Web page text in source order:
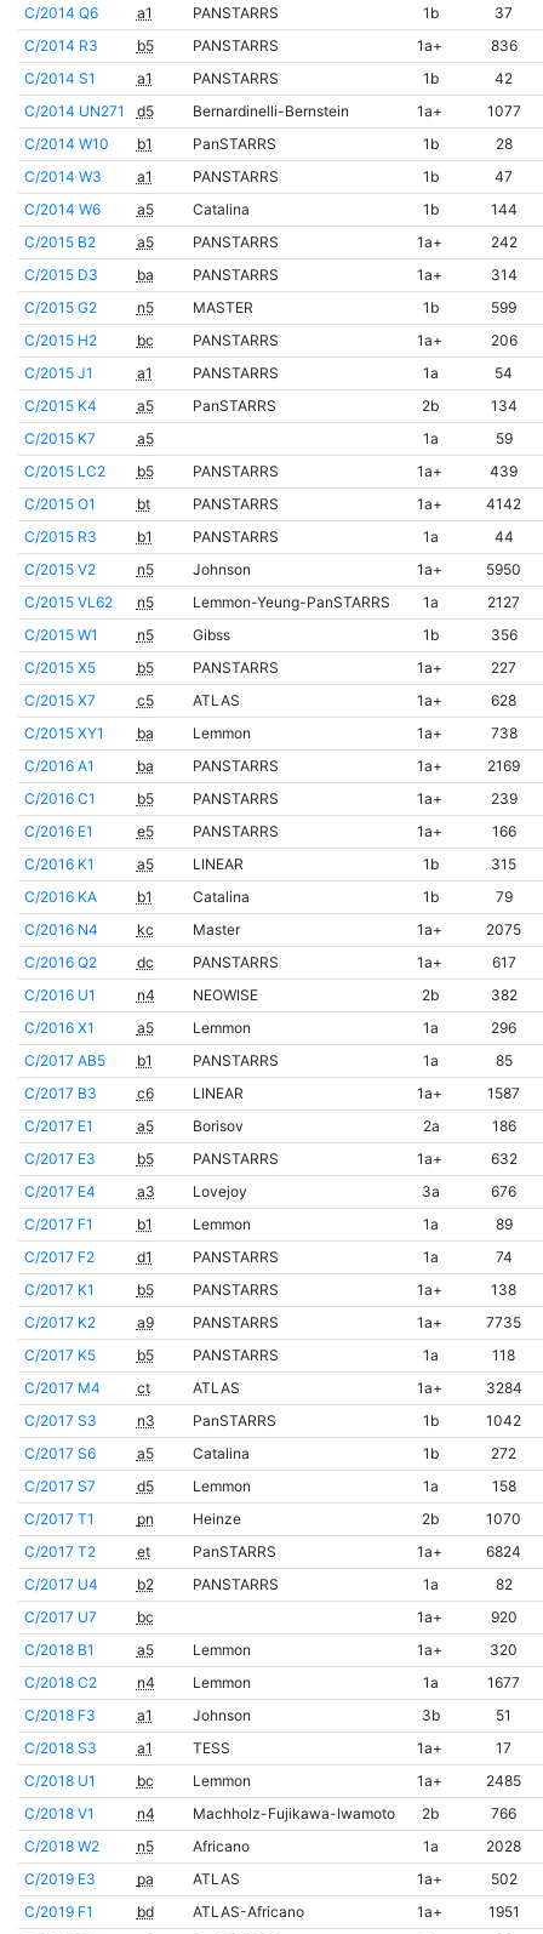
C/2014 Q6 a1 PANSTARRS 1b
37
C/2014 R3
b5 PANSTARRS 1a+
836
C/2014 S1
a1 PANSTARRS 1b
42
C/2014 UN271
d5 Bernardinelli-Bernstein 1a+
1077
C/2014 W10
b1 PanSTARRS 1b
28
C/2014 W3
a1 PANSTARRS 1b
47
C/2014 W6
a5 Catalina 1b
144
C/2015 B2
a5 PANSTARRS 1a+
242
C/2015 D3
ba PANSTARRS 1a+
314
C/2015 G2
n5 MASTER 1b
599
C/2015 H2
bc PANSTARRS 1a+
206
C/2015 J1
a1 PANSTARRS 1a
54
C/2015 K4
a5 PanSTARRS 2b
134
C/2015 K7
a5 1a
59
C/2015 LC2
b5 PANSTARRS 1a+
439
C/2015 O1
bt PANSTARRS 1a+
4142
C/2015 R3
b1 PANSTARRS 1a
44
C/2015 V2
n5 Johnson 1a+
5950
C/2015 VL62
n5 Lemmon-Yeung-PanSTARRS 1a
2127
C/2015 W1
n5 Gibss 1b
356
C/2015 X5
b5 PANSTARRS 1a+
227
C/2015 X7
c5 ATLAS 1a+
628
C/2015 XY1
ba Lemmon 1a+
738
C/2016 A1
ba PANSTARRS 1a+
2169
C/2016 C1
b5 PANSTARRS 1a+
239
C/2016 E1
e5 PANSTARRS 1a+
166
C/2016 K1
a5 LINEAR 1b
315
C/2016 KA
b1 Catalina 1b
79
C/2016 N4
kc Master 1a+
2075
C/2016 Q2
dc PANSTARRS 1a+
617
C/2016 U1
n4 NEOWISE 2b
382
C/2016 X1
a5 Lemmon 1a
296
C/2017 AB5
b1 PANSTARRS 1a
85
C/2017 B3
c6 LINEAR 1a+
1587
C/2017 E1
a5 Borisov 2a
186
C/2017 E3
b5 PANSTARRS 1a+
632
C/2017 E4
a3 Lovejoy 3a
676
C/2017 F1
b1 Lemmon 1a
89
C/2017 F2
d1 PANSTARRS 1a
74
C/2017 K1
b5 PANSTARRS 1a+
138
C/2017 K2
a9 PANSTARRS 1a+
7735
C/2017 K5
b5 PANSTARRS 1a
118
C/2017 M4
ct ATLAS 1a+
3284
C/2017 S3
n3 PanSTARRS 1b
1042
C/2017 S6
a5 Catalina 1b
272
C/2017 S7
d5 Lemmon 1a
158
C/2017 T1
pn Heinze 2b
1070
C/2017 T2
et PanSTARRS 1a+
6824
C/2017 U4
b2 PANSTARRS 1a
82
C/2017 U7
bc 1a+
920
C/2018 B1
a5 Lemmon 1a+
320
C/2018 C2
n4 Lemmon 1a
1677
C/2018 F3
a1 Johnson 3b
51
C/2018 S3
a1 TESS 1a+
17
C/2018 U1
bc Lemmon 1a+
2485
C/2018 V1
n4 Machholz-Fujikawa-Iwamoto 2b
766
C/2018 W2
n5 Africano 1a
2028
C/2019 E3
pa ATLAS 1a+
502
C/2019 F1
bd ATLAS-Africano 1a+
1951